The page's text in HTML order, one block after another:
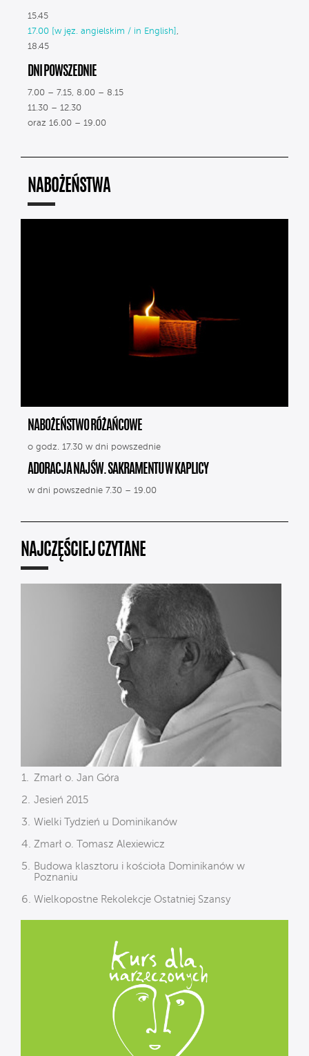
15.45
17.00 [w jęz. angielskim / in English] ,
18.45
DNI POWSZEDNIE
7.00 – 7.15, 8.00 – 8.15
11.30 – 12.30
oraz 16.00 – 19.00
NABOŻEŃSTWA
NABOŻEŃSTWO RÓŻAŃCOWE
o godz. 17.30 w dni powszednie
ADORACJA NAJŚW. SAKRAMENTU W KAPLICY
w dni powszednie 7.30 – 19.00
NAJCZĘŚCIEJ CZYTANE
Zmarł o. Jan Góra
Jesień 2015
Wielki Tydzień u Dominikanów
Zmarł o. Tomasz Alexiewicz
Budowa klasztoru i kościoła Dominikanów w
Poznaniu
Wielkopostne Rekolekcje Ostatniej Szansy